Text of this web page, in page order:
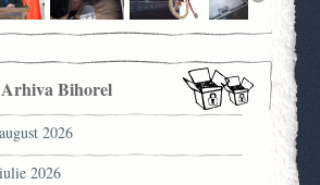
Arhiva Bihorel
august 2026
iulie 2026